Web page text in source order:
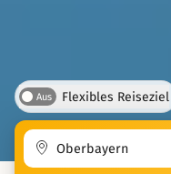
Aus Flexibles Reiseziel